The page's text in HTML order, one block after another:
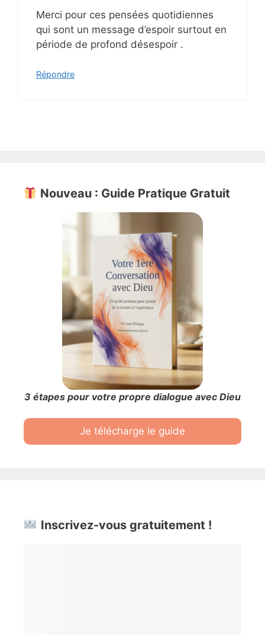
Merci pour ces pensées quotidiennes
qui sont un message d’espoir surtout en
période de profond désespoir .
Répondre
Nouveau : Guide Pratique Gratuit
3 étapes pour votre propre dialogue avec Dieu
Je télécharge le guide
Inscrivez-vous gratuitement !